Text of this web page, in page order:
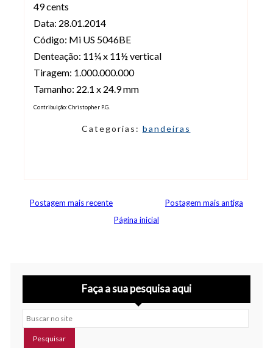
49 cents
Data: 28.01.2014
Código: Mi US 5046BE
Denteação: 11¼ x 11½ vertical
Tiragem: 1.000.000.000
Tamanho: 22.1 x 24.9 mm
Contribuição: Christopher P.G.
Categorias: bandeiras
Postagem mais recente
Postagem mais antiga
Página inicial
Faça a sua pesquisa aqui
Buscar no site